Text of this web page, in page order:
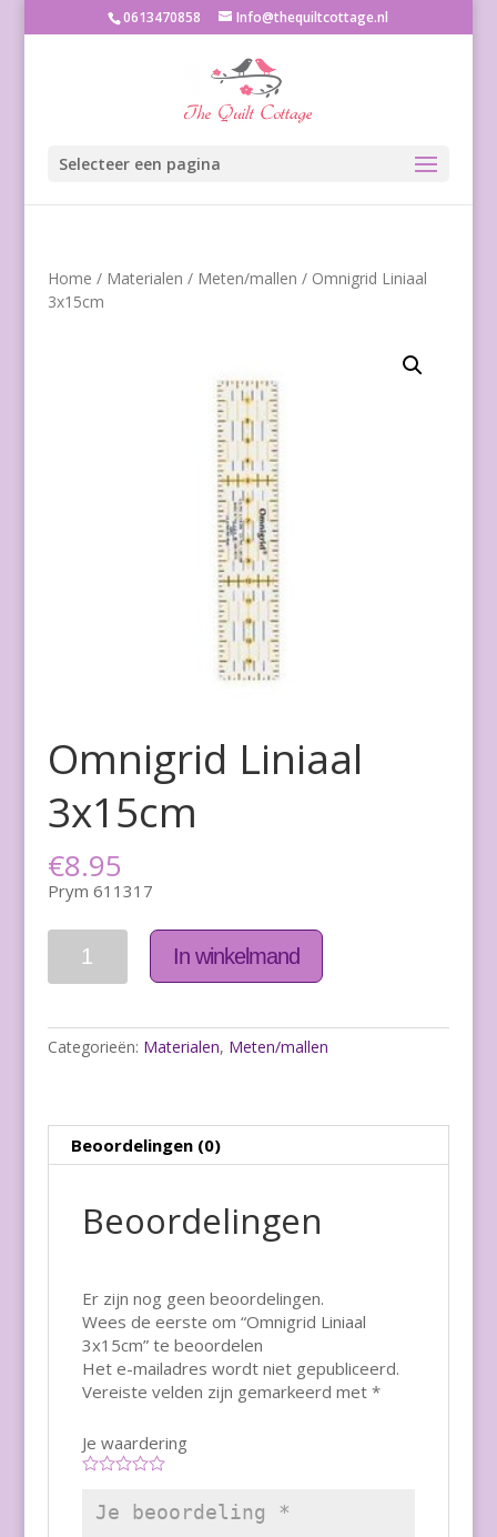
0613470858 Info@thequiltcottage.nl
Selecteer een pagina
Home / Materialen / Meten/mallen / Omnigrid Liniaal
3x15cm
Omnigrid Liniaal
3x15cm
€8.95
Prym 611317
Aantal
In winkelmand
Categorieën: Materialen, Meten/mallen
Beoordelingen (0)
Beoordelingen
Er zijn nog geen beoordelingen.
Wees de eerste om “Omnigrid Liniaal
3x15cm” te beoordelen
Het e-mailadres wordt niet gepubliceerd.
Vereiste velden zijn gemarkeerd met *
Je waardering